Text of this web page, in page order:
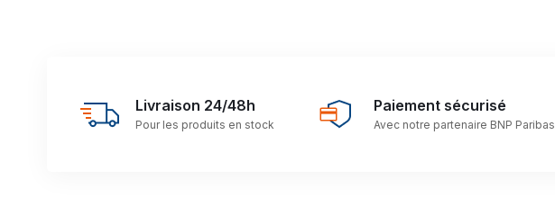
Livraison 24/48h
Pour les produits en stock
Paiement sécurisé
Avec notre partenaire BNP Paribas